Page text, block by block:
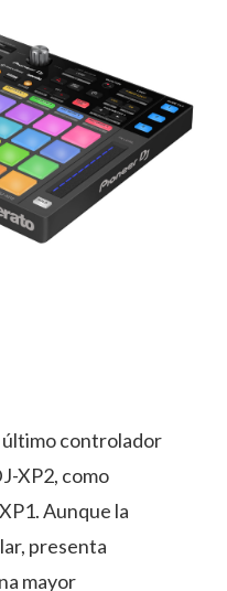
último controlador
XP2, como
Aunque la
presenta
mayor